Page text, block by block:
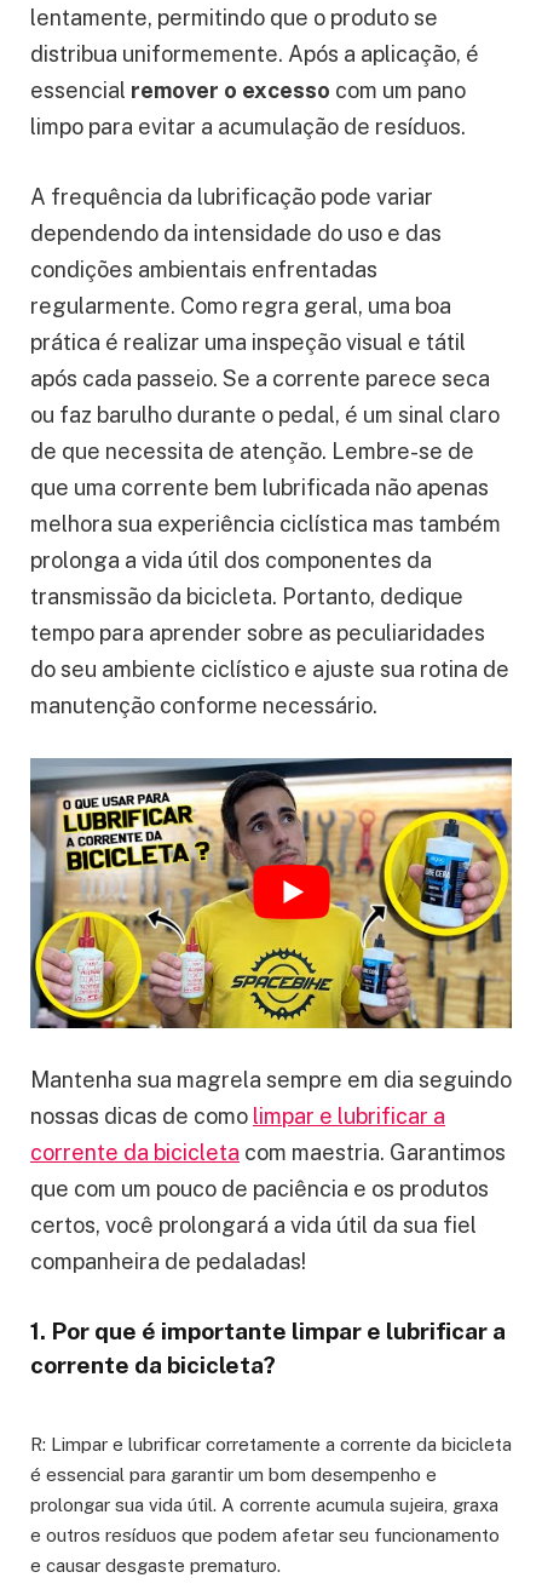
lentamente, permitindo que o produto se
distribua uniformemente. Após a aplicação, é
essencial remover o excesso com um pano
limpo para evitar a acumulação de resíduos.
A frequência da lubrificação pode variar
dependendo da intensidade do uso e das
condições ambientais enfrentadas
regularmente. Como regra geral, uma boa
prática é realizar uma inspeção visual e tátil
após cada passeio. Se a corrente parece seca
ou faz barulho durante o pedal, é um sinal claro
de que necessita de atenção. Lembre-se de
que uma corrente bem lubrificada não apenas
melhora sua experiência ciclística mas também
prolonga a vida útil dos componentes da
transmissão da bicicleta. Portanto, dedique
tempo para aprender sobre as peculiaridades
do seu ambiente ciclístico e ajuste sua rotina de
manutenção conforme necessário.
Mantenha sua magrela sempre em dia seguindo
nossas dicas de como limpar e lubrificar a
corrente da bicicleta com maestria. Garantimos
que com um pouco de paciência e os produtos
certos, você prolongará a vida útil da sua fiel
companheira de pedaladas!
1. Por que é importante limpar e lubrificar a
corrente da bicicleta?
R: Limpar e lubrificar corretamente a corrente da bicicleta
é essencial para garantir um bom desempenho e
prolongar sua vida útil. A corrente acumula sujeira, graxa
e outros resíduos que podem afetar seu funcionamento
e causar desgaste prematuro.